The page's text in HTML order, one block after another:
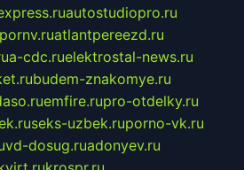
autostudiopro.ru
pornv.ruatlantpereezd.ru
a-cdc.ruelektrostal-news.ru
budem-znakomye.ru
emfire.rupro-otdelky.ru
seks-uzbek.ruporno-vk.ru
vd-dosug.ruadonyev.ru